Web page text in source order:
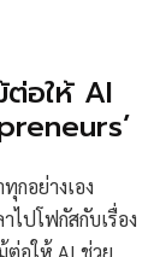
อให้ AI
กอย่างเอง
ไปโฟกัสกับเรื่อง
ต่อให้ AI ช่วย